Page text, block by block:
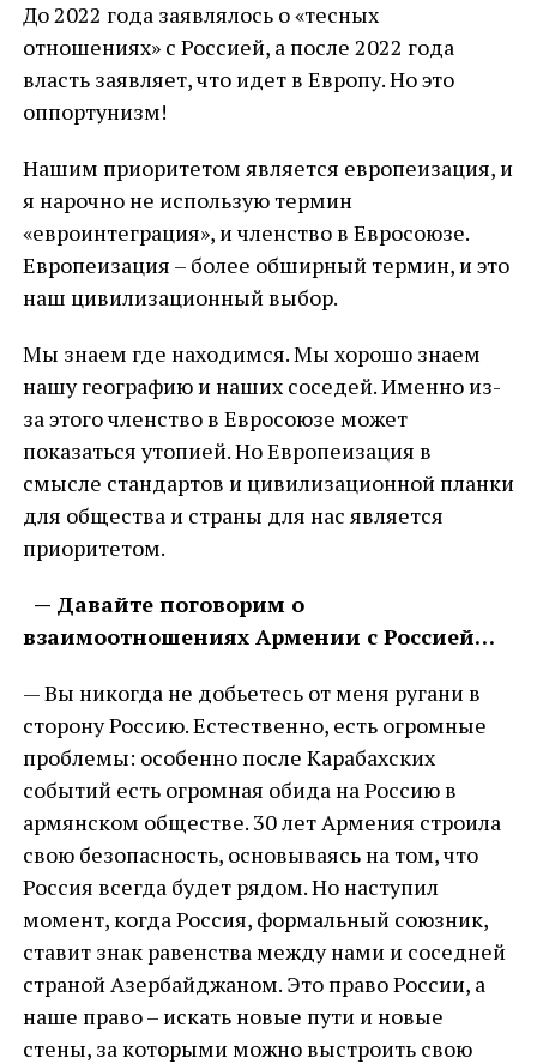
До 2022 года заявлялось о «тесных
отношениях» с Россией, а после 2022 года
власть заявляет, что идет в Европу. Но это
оппортунизм!
Нашим приоритетом является европеизация, и
я нарочно не использую термин
«евроинтеграция», и членство в Евросоюзе.
Европеизация – более обширный термин, и это
наш цивилизационный выбор.
Мы знаем где находимся. Мы хорошо знаем
нашу географию и наших соседей. Именно из-
за этого членство в Евросоюзе может
показаться утопией. Но Европеизация в
смысле стандартов и цивилизационной планки
для общества и страны для нас является
приоритетом.
— Давайте поговорим о
взаимоотношениях Армении с Россией…
— Вы никогда не добьетесь от меня ругани в
сторону Россию. Естественно, есть огромные
проблемы: особенно после Карабахских
событий есть огромная обида на Россию в
армянском обществе. 30 лет Армения строила
свою безопасность, основываясь на том, что
Россия всегда будет рядом. Но наступил
момент, когда Россия, формальный союзник,
ставит знак равенства между нами и соседней
страной Азербайджаном. Это право России, а
наше право – искать новые пути и новые
стены, за которыми можно выстроить свою